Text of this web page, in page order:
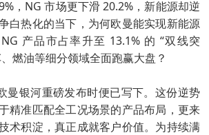
，NG 市场更下滑 20.2%，新能源却逆
白热化的当下，为何欧曼能实现新能源
产品市占率升至 13.1% 的 “双线突
燃油等细分领域全面跑赢大盘？
曼银河重磅发布时便已写下。这份逆势
精准匹配全工况场景的产品布局，更来
术积淀，真正成就客户价值。为持续满